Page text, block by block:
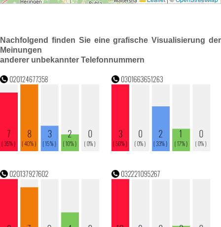
Nachfolgend finden Sie eine grafische Visualisierung der
Meinungen
anderer unbekannter Telefonnummern